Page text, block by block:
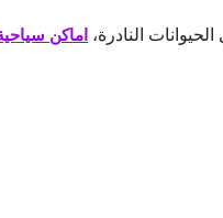
النادرة، اماكن